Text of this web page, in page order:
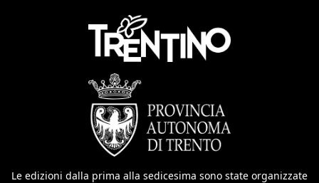
Le edizioni dalla prima alla sedicesima sono state organizzate